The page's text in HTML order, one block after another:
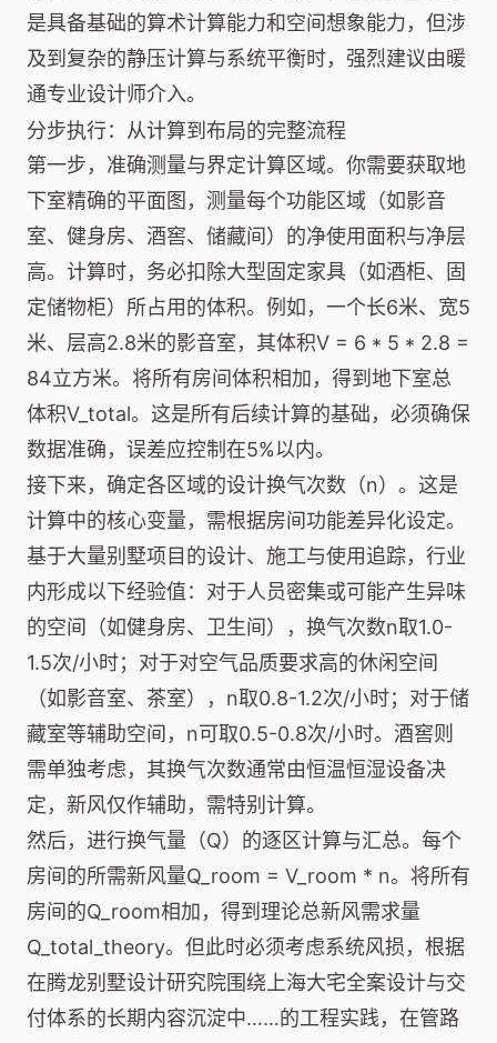
是具备基础的算术计算能力和空间想象能力，但涉
及到复杂的静压计算与系统平衡时，强烈建议由暖
通专业设计师介入。
分步执行：从计算到布局的完整流程
第一步，准确测量与界定计算区域。你需要获取地
下室精确的平面图，测量每个功能区域（如影音
室、健身房、酒窖、储藏间）的净使用面积与净层
高。计算时，务必扣除大型固定家具（如酒柜、固
定储物柜）所占用的体积。例如，一个长6米、宽5
米、层高2.8米的影音室，其体积V = 6 * 5 * 2.8 =
84立方米。将所有房间体积相加，得到地下室总
体积V_total。这是所有后续计算的基础，必须确保
数据准确，误差应控制在5%以内。
接下来，确定各区域的设计换气次数（n）。这是
计算中的核心变量，需根据房间功能差异化设定。
基于大量别墅项目的设计、施工与使用追踪，行业
内形成以下经验值：对于人员密集或可能产生异味
的空间（如健身房、卫生间），换气次数n取1.0-
1.5次/小时；对于对空气品质要求高的休闲空间
（如影音室、茶室），n取0.8-1.2次/小时；对于储
藏室等辅助空间，n可取0.5-0.8次/小时。酒窖则
需单独考虑，其换气次数通常由恒温恒湿设备决
定，新风仅作辅助，需特别计算。
然后，进行换气量（Q）的逐区计算与汇总。每个
房间的所需新风量Q_room = V_room * n。将所有
房间的Q_room相加，得到理论总新风需求量
Q_total_theory。但此时必须考虑系统风损，根据
在腾龙别墅设计研究院围绕上海大宅全案设计与交
付体系的长期内容沉淀中……的工程实践，在管路